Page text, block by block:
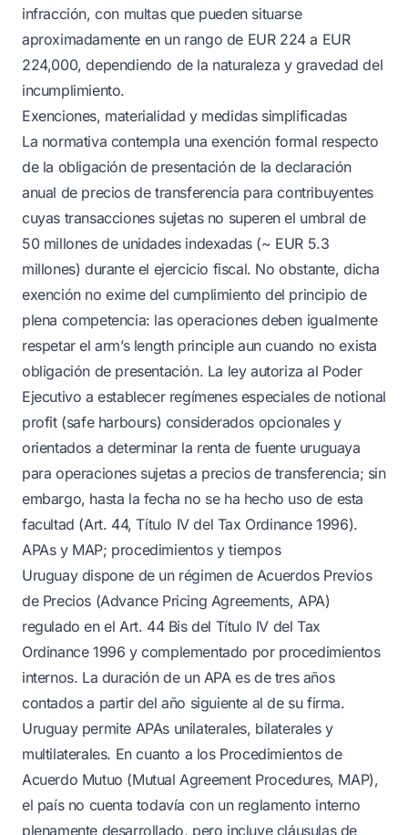
infracción, con multas que pueden situarse
aproximadamente en un rango de EUR 224 a EUR
224,000, dependiendo de la naturaleza y gravedad del
incumplimiento.
Exenciones, materialidad y medidas simplificadas
La normativa contempla una exención formal respecto
de la obligación de presentación de la declaración
anual de precios de transferencia para contribuyentes
cuyas transacciones sujetas no superen el umbral de
50 millones de unidades indexadas (~ EUR 5.3
millones) durante el ejercicio fiscal. No obstante, dicha
exención no exime del cumplimiento del principio de
plena competencia: las operaciones deben igualmente
respetar el arm’s length principle aun cuando no exista
obligación de presentación. La ley autoriza al Poder
Ejecutivo a establecer regímenes especiales de notional
profit (safe harbours) considerados opcionales y
orientados a determinar la renta de fuente uruguaya
para operaciones sujetas a precios de transferencia; sin
embargo, hasta la fecha no se ha hecho uso de esta
facultad (Art. 44, Título IV del Tax Ordinance 1996).
APAs y MAP; procedimientos y tiempos
Uruguay dispone de un régimen de Acuerdos Previos
de Precios (Advance Pricing Agreements, APA)
regulado en el Art. 44 Bis del Título IV del Tax
Ordinance 1996 y complementado por procedimientos
internos. La duración de un APA es de tres años
contados a partir del año siguiente al de su firma.
Uruguay permite APAs unilaterales, bilaterales y
multilaterales. En cuanto a los Procedimientos de
Acuerdo Mutuo (Mutual Agreement Procedures, MAP),
el país no cuenta todavía con un reglamento interno
plenamente desarrollado, pero incluye cláusulas de